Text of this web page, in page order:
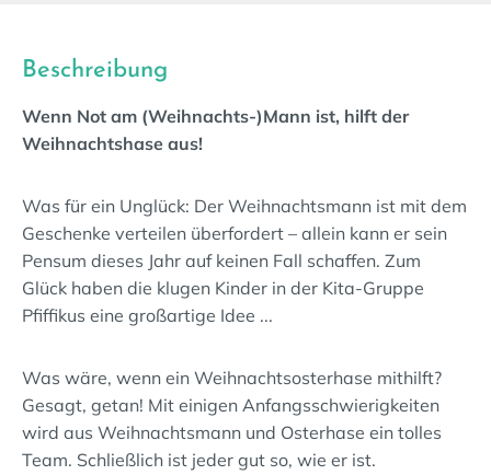
Beschreibung
Wenn Not am (Weihnachts-)Mann ist, hilft der
Weihnachtshase aus!
Was für ein Unglück: Der Weihnachtsmann ist mit dem
Geschenke verteilen überfordert – allein kann er sein
Pensum dieses Jahr auf keinen Fall schaffen. Zum
Glück haben die klugen Kinder in der Kita-Gruppe
Pfiffikus eine großartige Idee ...
Was wäre, wenn ein Weihnachtsosterhase mithilft?
Gesagt, getan! Mit einigen Anfangsschwierigkeiten
wird aus Weihnachtsmann und Osterhase ein tolles
Team. Schließlich ist jeder gut so, wie er ist.